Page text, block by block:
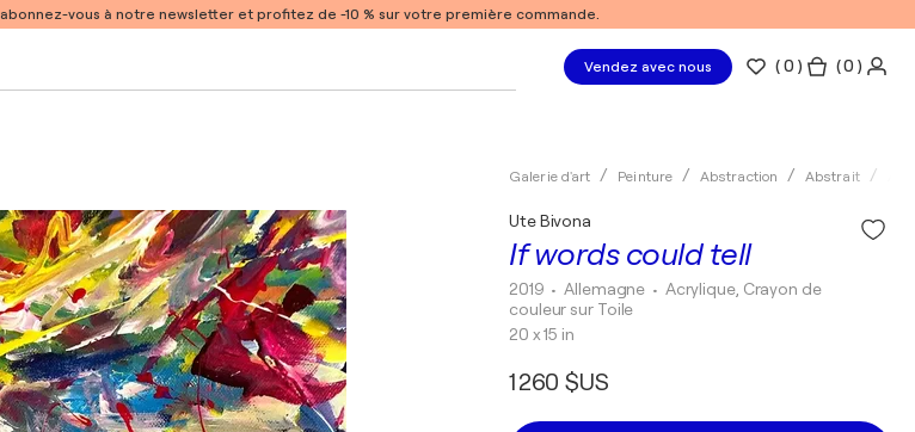
abonnez-vous à notre newsletter et profitez de -10 % sur votre première commande.
Vendez avec nous (0 ) ( 0 )
Galerie d'art Peinture Abstraction Abstrait
If words could tell
Ute Bivona
2019 • Allemagne • Acrylique, Crayon de
couleur sur Toile
20 x 15 in
1 260 $US